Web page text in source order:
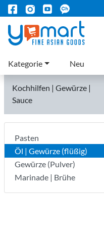
Kategorie Neu
Kochhilfen | Gewürze |
Sauce
Pasten
Öl | Gewürze (flüßig)
Gewürze (Pulver)
Marinade | Brühe